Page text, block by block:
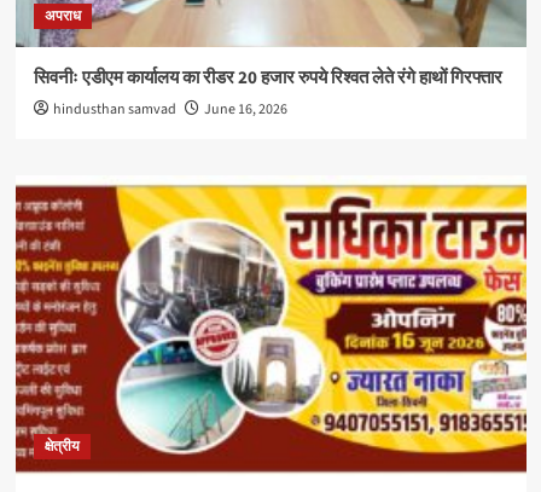
अपराध
सिवनीः एडीएम कार्यालय का रीडर 20 हजार रुपये रिश्वत लेते रंगे हाथों गिरफ्तार
hindusthan samvad June 16, 2026
क्षेत्रीय